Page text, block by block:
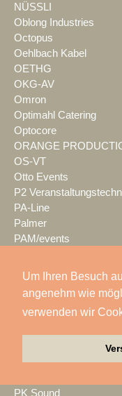
Um Ihren Besuch
angenehm wie
verwenden wir
NÜSSLI
Oblong Industries
Octopus
Oehlbach Kabel
OETHG
OKG-AV
Omron
Optimahl Catering
Optocore
ORANGE
OS-VT
Otto Events
P2
PA-Line
Palmer
PAM/events
pan-pro
Party Rent
Partylöwe
Pico Interactive
PK Sound